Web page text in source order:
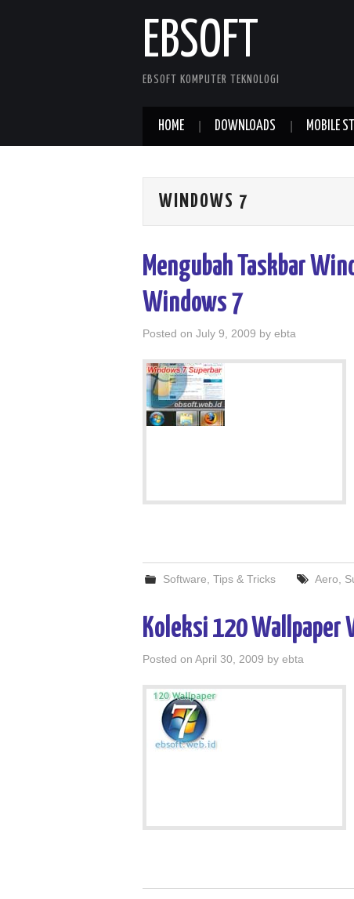
EBSOFT
EBSOFT KOMPUTER TEKNOLOGI
HOME DOWNLOADS MOBILE
WINDOWS 7
Mengubah Taskbar
Windows 7
Posted on July 9, 2009 by ebta
Software ,Tips & Tricks Aero
Koleksi 120 Wallpaper
Posted on April 30, 2009 by ebta